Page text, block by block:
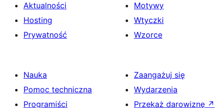
Aktualności
Hosting
Prywatność
Motywy
Wtyczki
Wzorce
Nauka
Pomoc techniczna
Programiści
Zaangażuj się
Wydarzenia
Przekaż darowiznę ↗